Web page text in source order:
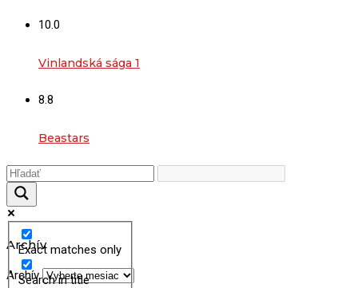
10.0
Vinlandská sága 1
8.8
Beastars
Exact matches only
Search in title
Archív
Archív